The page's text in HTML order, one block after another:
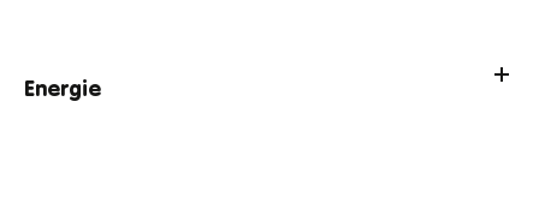
Energie